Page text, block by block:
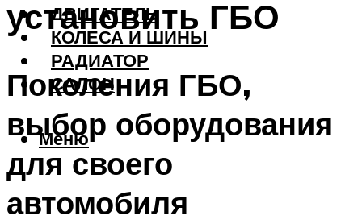
ДВИГАТЕЛЬ
КОЛЕСА И ШИНЫ
РАДИАТОР
САЛОН
Меню
установить ГБО
Поколения ГБО,
выбор оборудования
для своего
автомобиля